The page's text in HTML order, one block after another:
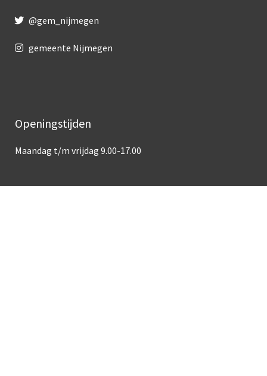
@gem_nijmegen
gemeente Nijmegen
Openingstijden
Maandag t/m vrijdag 9.00-17.00